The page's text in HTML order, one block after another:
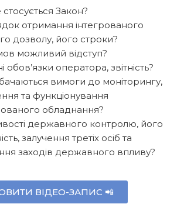
Закон?
отримання інтегрованого
дозволу, його строки?
можливий відступ?
обов’язки оператора, звітність?
вимоги до моніторингу,
та функціонування
обладнання?
державного контролю, його
залучення третіх осіб та
заходів державного впливу?
ВІДЕО-ЗАПИС 📲